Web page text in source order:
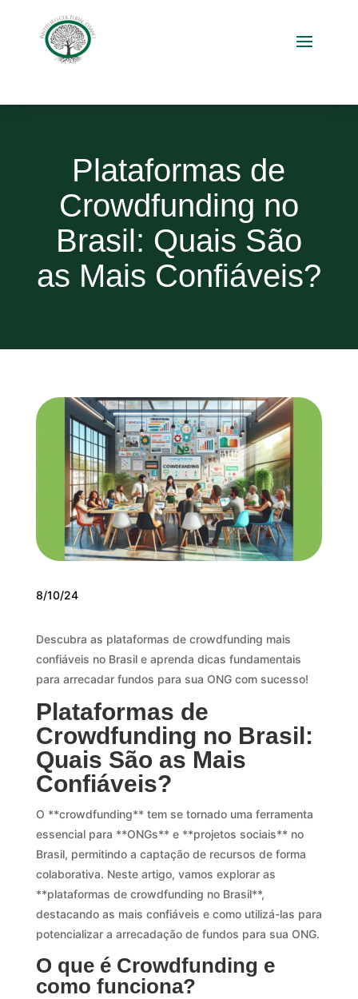
Plataformas de
Crowdfunding no
Brasil: Quais São
as Mais Confiáveis?
8/10/24
Descubra as plataformas de crowdfunding mais
confiáveis no Brasil e aprenda dicas fundamentais
para arrecadar fundos para sua ONG com sucesso!
Plataformas de
Crowdfunding no Brasil:
Quais São as Mais
Confiáveis?
O **crowdfunding** tem se tornado uma ferramenta
essencial para **ONGs** e **projetos sociais** no
Brasil, permitindo a captação de recursos de forma
colaborativa. Neste artigo, vamos explorar as
**plataformas de crowdfunding no Brasil**,
destacando as mais confiáveis e como utilizá-las para
potencializar a arrecadação de fundos para sua ONG.
O que é Crowdfunding e
como funciona?